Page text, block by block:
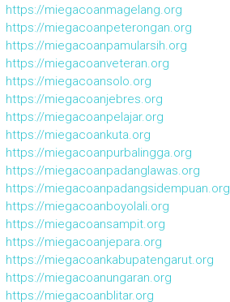
https://miegacoanmagelang.org
https://miegacoanpeterongan.org
https://miegacoanpamularsih.org
https://miegacoanveteran.org
https://miegacoansolo.org
https://miegacoanjebres.org
https://miegacoanpelajar.org
https://miegacoankuta.org
https://miegacoanpurbalingga.org
https://miegacoanpadanglawas.org
https://miegacoanpadangsidempuan.org
https://miegacoanboyolali.org
https://miegacoansampit.org
https://miegacoanjepara.org
https://miegacoankabupatengarut.org
https://miegacoanungaran.org
https://miegacoanblitar.org